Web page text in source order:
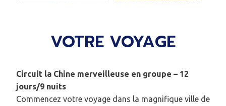
VOTRE VOYAGE
Circuit la Chine merveilleuse en groupe – 12
jours/9 nuits
Commencez votre voyage dans la magnifique ville de